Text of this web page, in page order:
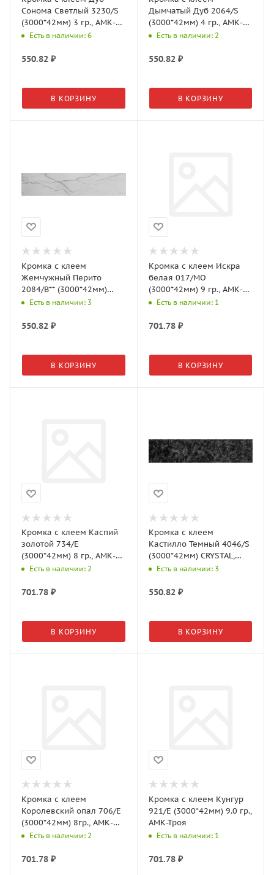
Сонома Светлый 3230/S
(3000*42мм) 3 гр., АМК-
ТрояЕсть в наличии: 6
550.82 ₽
В КОРЗИНУ
Дымчатый Дуб 2064/S
(3000*42мм) 4 гр., АМК-
ТрояЕсть в наличии: 2
550.82₽
В КОРЗИНУ
Кромка с клеем
Жемчужный Перито
2084/B** (3000*42мм)
4гр., АМК-Троя
Есть в наличии: 3
550.82 ₽
В КОРЗИНУ
Кромка с клеем Искра
белая 017/MO
(3000*42мм) 9 гр., АМК-
ТрояЕсть в наличии: 1
701.78₽
В КОРЗИНУ
Кромка с клеем Каспий
золотой 734/E
(3000*42мм) 8 гр., АМК-
ТрояЕсть в наличии: 2
701.78 ₽
В КОРЗИНУ
Кромка с клеем
Кастилло Темный 4046/S
(3000*42мм) CRYSTAL,
АМК-Троя
Есть в наличии: 3
550.82₽
В КОРЗИНУ
Кромка с клеем
Королевский опал 706/Е
(3000*42мм) 8гр., АМК-
ТрояЕсть в наличии: 2
701.78 ₽
Кромка с клеем Кунгур
921/E (3000*42мм) 9.0 гр.,
АМК-Троя
Есть в наличии: 1
701.78₽